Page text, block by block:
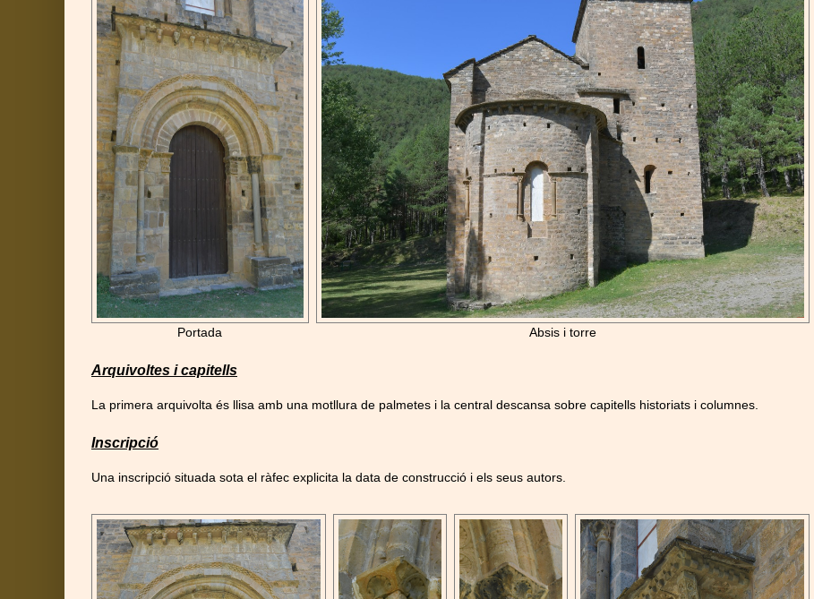
Portada Absis i torre
Arquivoltes i capitells
La primera arquivolta és llisa amb una motllura de palmetes i la central descansa sobre capitells historiats i columnes.
Inscripció
Una inscripció situada sota el ràfec explicita la data de construcció i els seus autors.